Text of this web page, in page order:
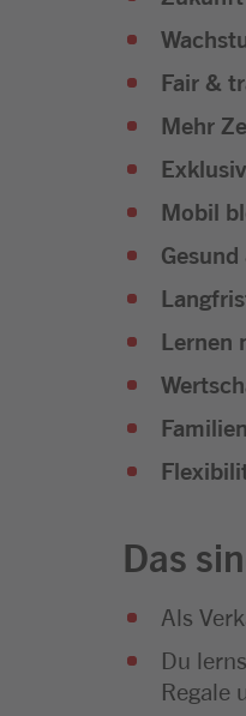
Fair &
Mehr
Mobil
Lernen
Das
Als
Du
Regale